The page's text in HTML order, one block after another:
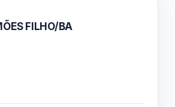
FILHO/BA